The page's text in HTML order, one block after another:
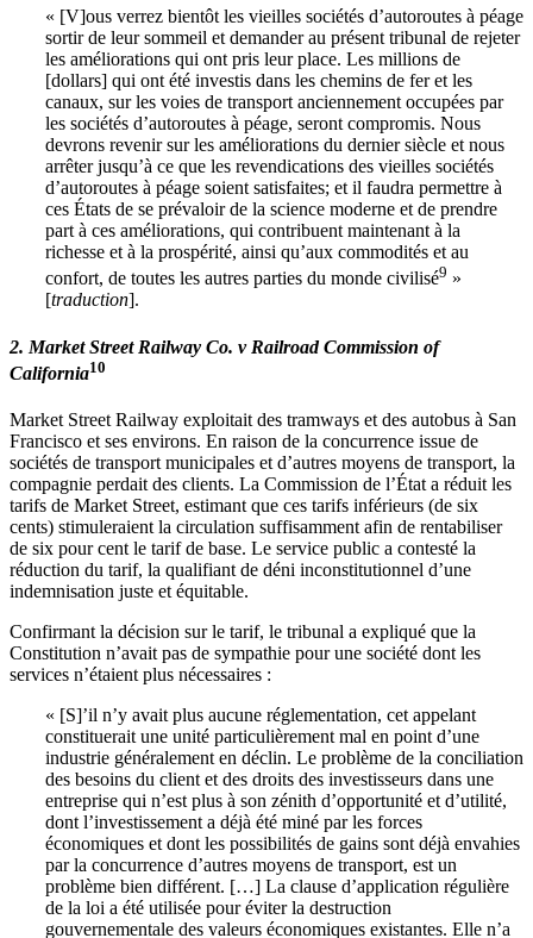
« [V]ous verrez bientôt les vieilles sociétés d’autoroutes à péage
sortir de leur sommeil et demander au présent tribunal de rejeter
les améliorations qui ont pris leur place. Les millions de
[dollars] qui ont été investis dans les chemins de fer et les
canaux, sur les voies de transport anciennement occupées par
les sociétés d’autoroutes à péage, seront compromis. Nous
devrons revenir sur les améliorations du dernier siècle et nous
arrêter jusqu’à ce que les revendications des vieilles sociétés
d’autoroutes à péage soient satisfaites; et il faudra permettre à
ces États de se prévaloir de la science moderne et de prendre
part à ces améliorations, qui contribuent maintenant à la
richesse et à la prospérité, ainsi qu’aux commodités et au
confort, de toutes les autres parties du monde civilisé9 »
[traduction].
2. Market Street Railway Co. v Railroad Commission of
California10
Market Street Railway exploitait des tramways et des autobus à San
Francisco et ses environs. En raison de la concurrence issue de
sociétés de transport municipales et d’autres moyens de transport, la
compagnie perdait des clients. La Commission de l’État a réduit les
tarifs de Market Street, estimant que ces tarifs inférieurs (de six
cents) stimuleraient la circulation suffisamment afin de rentabiliser
de six pour cent le tarif de base. Le service public a contesté la
réduction du tarif, la qualifiant de déni inconstitutionnel d’une
indemnisation juste et équitable.
Confirmant la décision sur le tarif, le tribunal a expliqué que la
Constitution n’avait pas de sympathie pour une société dont les
services n’étaient plus nécessaires :
« [S]’il n’y avait plus aucune réglementation, cet appelant
constituerait une unité particulièrement mal en point d’une
industrie généralement en déclin. Le problème de la conciliation
des besoins du client et des droits des investisseurs dans une
entreprise qui n’est plus à son zénith d’opportunité et d’utilité,
dont l’investissement a déjà été miné par les forces
économiques et dont les possibilités de gains sont déjà envahies
par la concurrence d’autres moyens de transport, est un
problème bien différent. […] La clause d’application régulière
de la loi a été utilisée pour éviter la destruction
gouvernementale des valeurs économiques existantes. Elle n’a